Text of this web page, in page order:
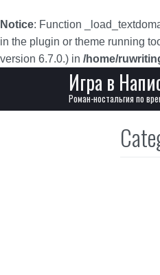
Notice: Function
in the plugin or theme running
version 6.7.0.) in /home/
Skip to content
Main Navigation
Игра в
Роман-ностальгия по